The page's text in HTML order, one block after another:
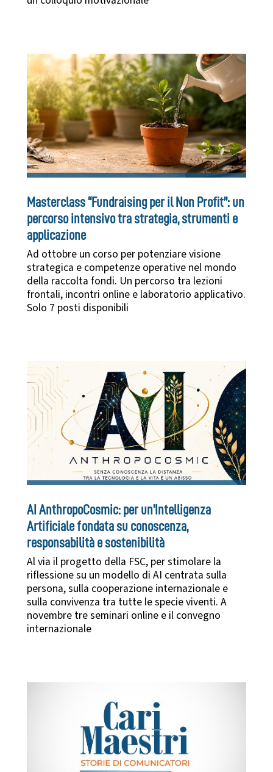
Masterclass “Fundraising per il Non Profit”: un
percorso intensivo tra strategia, strumenti e
applicazione
Ad ottobre un corso per potenziare visione
strategica e competenze operative nel mondo
della raccolta fondi. Un percorso tra lezioni
frontali, incontri online e laboratorio applicativo.
Solo 7 posti disponibili
AI AnthropoCosmic: per un'Intelligenza
Artificiale fondata su conoscenza,
responsabilità e sostenibilità
Al via il progetto della FSC, per stimolare la
riflessione su un modello di AI centrata sulla
persona, sulla cooperazione internazionale e
sulla convivenza tra tutte le specie viventi. A
novembre tre seminari online e il convegno
internazionale